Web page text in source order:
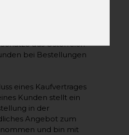
aus Österreich
bei Bestellungen
eines Kaufvertrages
Kunden stellt ein
in der
Angebot zum
und bin mit